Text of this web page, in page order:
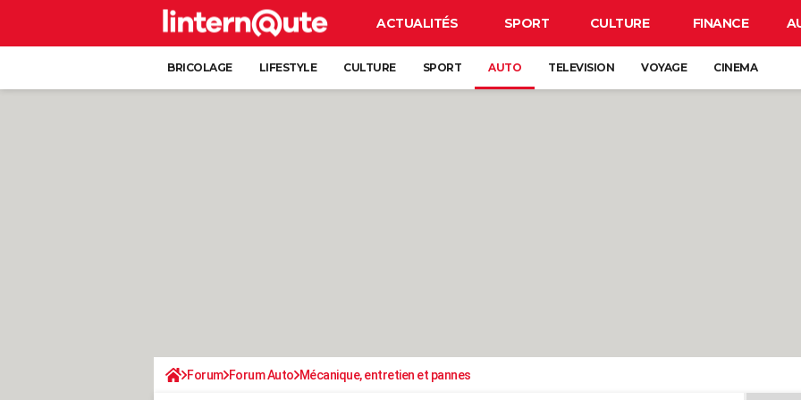
ACTUALITÉS SPORT CULTURE FINANCE
BRICOLAGE LIFESTYLE CULTURE SPORT AUTO TELEVISION VOYAGE CINEMA
Forum Forum Auto Mécanique, entretien et pannes